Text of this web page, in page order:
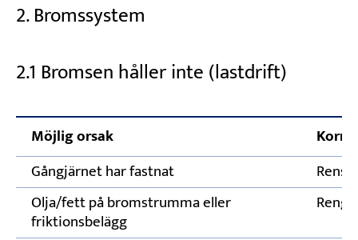
2. Bromssystem
2.1 Bromsen håller inte (lastdrift)
Möjlig orsak
Gångjärnet har fastnat
Olja/fett på bromstrumma eller
friktionsbelägg